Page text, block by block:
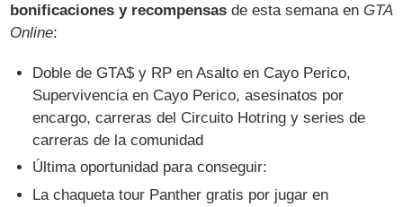
bonificaciones y recompensas de esta semana enGTA
Online:
Doble de GTA$ y RP en Asalto en Cayo Perico,
Supervivencia en Cayo Perico, asesinatos por
encargo, carreras del Circuito Hotring y series de
carreras de la comunidad
Última oportunidad para conseguir:
La chaqueta tour Panther gratis por jugar en